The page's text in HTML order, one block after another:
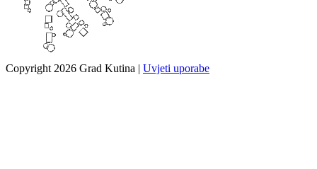
Copyright 2026 Grad Kutina | Uvjeti uporabe